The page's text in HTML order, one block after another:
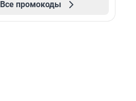
Все промокоды